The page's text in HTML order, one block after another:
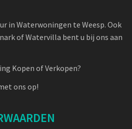
in Waterwoningen te Weesp. Ook
of Watervilla bent u bij ons aan
Kopen of Verkopen?
ons op!